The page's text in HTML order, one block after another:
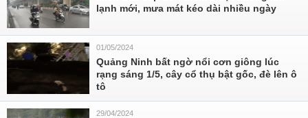
lạnh mới, mưa mát kéo dài nhiều ngày
01/05/2024
Quảng Ninh bất ngờ nổi cơn giông lúc
rạng sáng 1/5, cây cổ thụ bật gốc, đè lên ô
tô
29/04/2024